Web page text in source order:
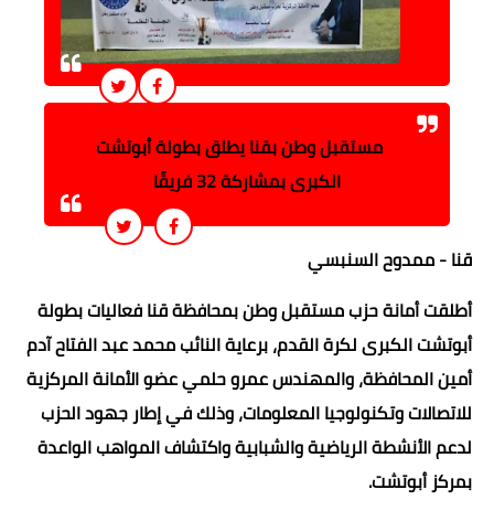
مستقبل وطن بقنا يطلق بطولة أبوتشت
الكبرى بمشاركة 32 فريقًا
قنا - ممدوح السنبسي
أطلقت أمانة حزب مستقبل وطن بمحافظة قنا فعاليات بطولة
أبوتشت الكبرى لكرة القدم، برعاية النائب محمد عبد الفتاح آدم
أمين المحافظة، والمهندس عمرو حلمي عضو الأمانة المركزية
للاتصالات وتكنولوجيا المعلومات، وذلك في إطار جهود الحزب
لدعم الأنشطة الرياضية والشبابية واكتشاف المواهب الواعدة
بمركز أبوتشت.